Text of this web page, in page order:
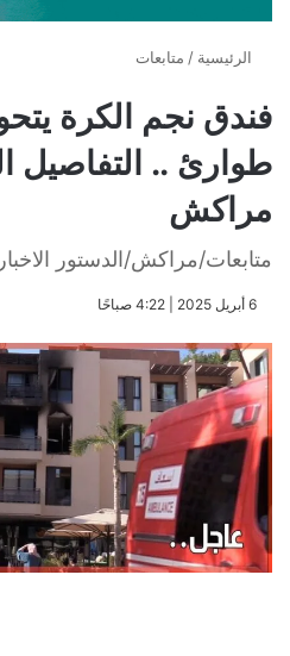
الرئيسية / متابعات
فندق نجم الكرة
طوارئ .. التفاصيل
مراكش
متابعات/مراكش/الدستور
​6 أبريل 2025 | 4:22 صباحًا